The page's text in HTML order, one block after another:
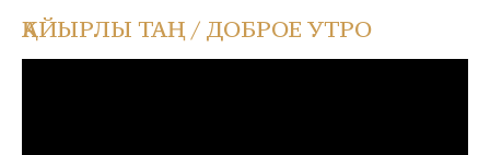
ҚАЙЫРЛЫ ТАҢ / ДОБРОЕ УТРО